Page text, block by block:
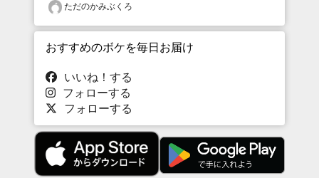
ただのかみぶくろ
おすすめのボケを毎日お届け
いいね！する
フォローする
フォローする